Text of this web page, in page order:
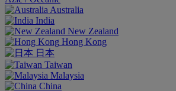
Australia
India
New Zealand
Hong Kong
日本
Taiwan
Malaysia
China